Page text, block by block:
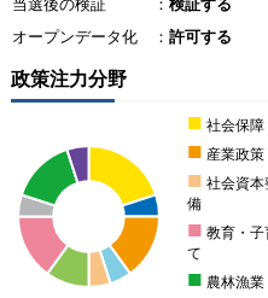
当選後の検証
： 検証する
オープンデータ化
： 許可する
政策注力分野
■ 社会保障
■ 産業政策
■ 社会資本
備
■ 教育・子
て
■ 農林漁業